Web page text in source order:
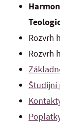
Rozvrh
Rozvrh
Študijní